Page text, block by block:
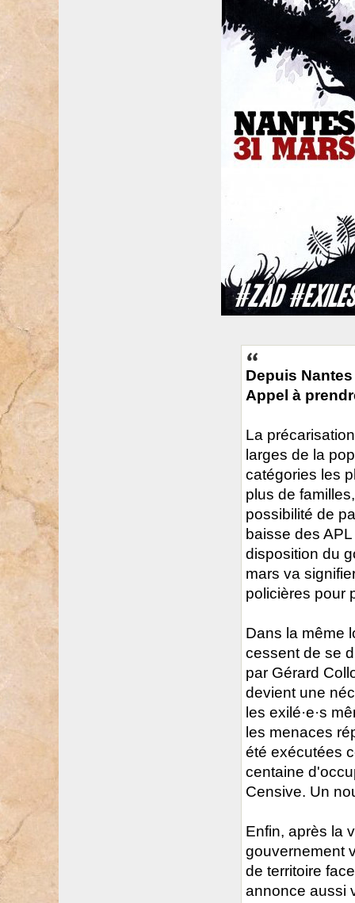
Depuis
Appel à
La
larges de la
catégories les
plus de
possibilité de
baisse des
disposition du
mars va
policières pour
Dans la même
cessent de se
par Gérard
devient une
les exilé·e·s
les menaces
été exécutées
centaine
Censive. Un
Enfin, après la
gouvernement
de territoire
annonce aussi